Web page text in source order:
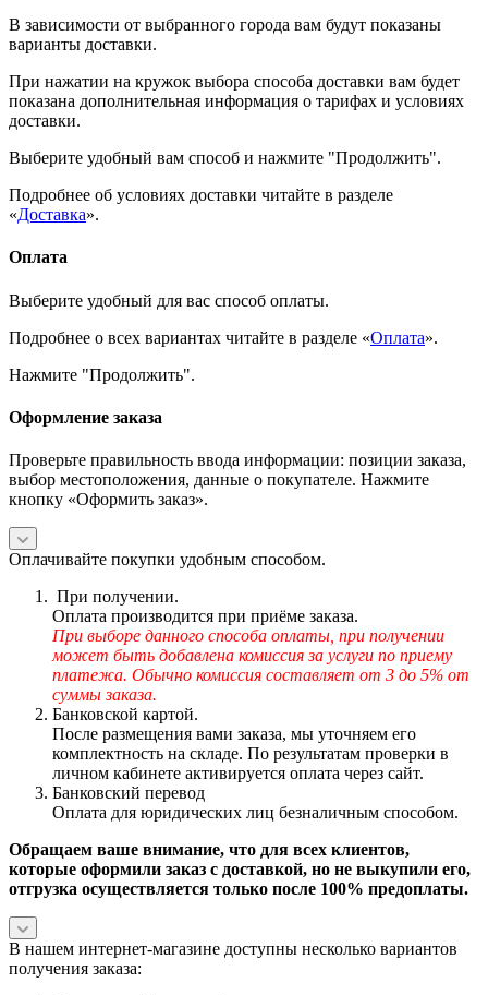
В зависимости от выбранного города вам будут показаны
варианты доставки.
При нажатии на кружок выбора способа доставки вам будет
показана дополнительная информация о тарифах и условиях
доставки.
Выберите удобный вам способ и нажмите "Продолжить".
Подробнее об условиях доставки читайте в разделе
«Доставка».
Оплата
Выберите удобный для вас способ оплаты.
Подробнее о всех вариантах читайте в разделе «Оплата».
Нажмите "Продолжить".
Оформление заказа
Проверьте правильность ввода информации: позиции заказа,
выбор местоположения, данные о покупателе. Нажмите
кнопку «Оформить заказ».
Оплачивайте покупки удобным способом.
При получении.
Оплата производится при приёме заказа.
При выборе данного способа оплаты, при получении
может быть добавлена комиссия за услуги по приему
платежа. Обычно комиссия составляет от 3 до 5% от
суммы заказа.
Банковской картой.
После размещения вами заказа, мы уточняем его
комплектность на складе. По результатам проверки в
личном кабинете активируется оплата через сайт.
Банковский перевод
Оплата для юридических лиц безналичным способом.
Обращаем ваше внимание, что для всех клиентов,
которые оформили заказ с доставкой, но не выкупили его,
отгрузка осуществляется только после 100% предоплаты.
В нашем интернет-магазине доступны несколько вариантов
получения заказа: